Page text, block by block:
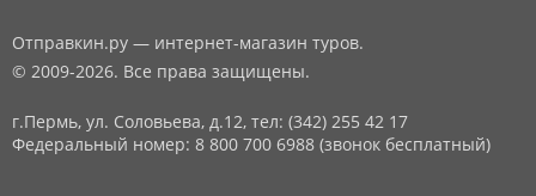
Отправкин.ру — интернет-магазин туров.
© 2009-2026. Все права защищены.
г.Пермь, ул. Соловьева, д.12, тел: (342) 255 42 17
Федеральный номер: 8 800 700 6988 (звонок бесплатный)